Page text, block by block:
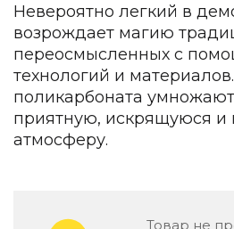
Все коллекции мебели
Подбор, производство и
Декор
По типу
Для кухни
Невероятно легкий в
возрождает магию
переосмысленных с
технологий и
поликарбоната умножают
приятную, искрящуюся и
атмосферу.
Товар не